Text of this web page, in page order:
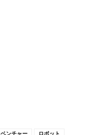
ベンチャー
ロボット